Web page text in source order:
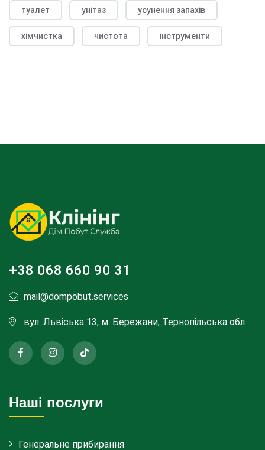
туалет унітаз усунення запахів
хімчистка чистота інструменти
+38 068 660 90 31
mail@dompobut.services
вул. Львіська 13, м. Бережани, Тернопільська обл
Наші послуги
Генеральне прибирання